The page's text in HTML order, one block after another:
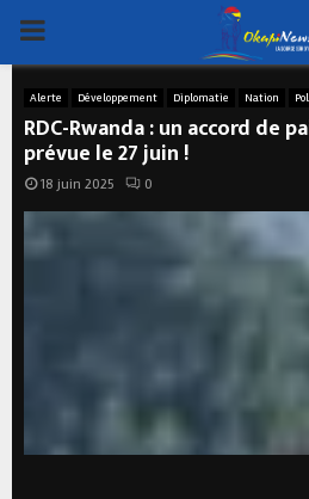
PRIMARY
MENU
Alerte Développement Diplomatie Nation
RDC-Rwanda : un accord de
prévue le 27 juin !
18 juin 2025 0